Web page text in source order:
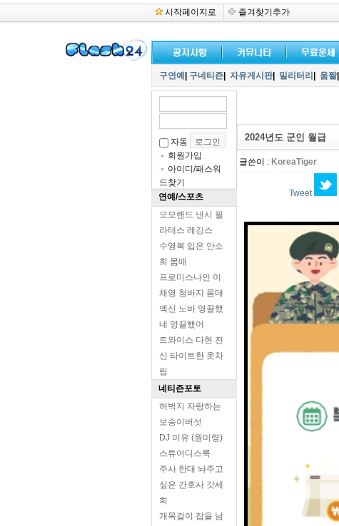
시작페이지로 즐겨찾기추가
구연예 구네티즌 자유게시판| 밀리터리 움짤|
자동
회원가입
아이디/패스워
드찾기
연예/스포츠
모모랜드 낸시 필
라테스 레깅스
수영복 입은 안소
희 몸매
프로미스나인 이
채영 청바지 몸매
엑신 노바 영끌했
네 영끌했어
트와이스 다현 전
신 타이트한 옷차
림
네티즌포토
허벅지 자랑하는
보송이버섯
DJ 미유 (원미령)
스튜어디스룩
주사 한대 놔주고
싶은 간호사 갓세
희
개목걸이 잡을 남
2024년도 군인 월급
글쓴이 : KoreaTiger
Tweet